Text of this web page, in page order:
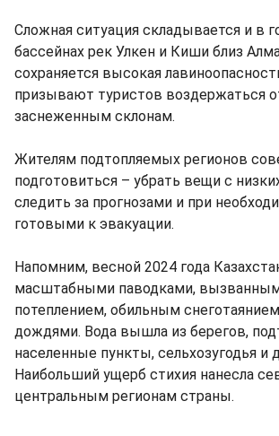
Сложная ситуация складывается и в
бассейнах рек Улкен и Киши близ
сохраняется высокая
призывают туристов воздержаться
заснеженным склонам.
Жителям подтопляемых регионов
подготовиться – убрать вещи с
следить за прогнозами и при
готовыми к эвакуации.
Напомним, весной 2024 года
масштабными паводками,
потеплением, обильным
дождями. Вода вышла из берегов,
населенные пункты, сельхозугодья и
Наибольший ущерб стихия нанесла
центральным регионам страны.